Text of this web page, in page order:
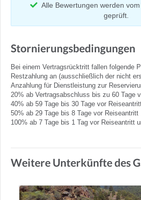
Alle Bewertungen werden
geprüft.
Stornierungsbedingungen
Bei einem Vertragsrücktritt fallen folgende
Restzahlung an (ausschließlich der nicht
Anzahlung für Dienstleistung zur
20% ab Vertragsabschluss bis zu 60 Tage
40% ab 59 Tage bis 30 Tage vor
50% ab 29 Tage bis 8 Tage vor Reiseantritt
100% ab 7 Tage bis 1 Tag vor Reiseantritt
Weitere Unterkünfte des